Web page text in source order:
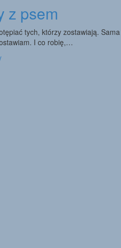
z psem
tych, którzy zostawiają. Sama
I co robię,…